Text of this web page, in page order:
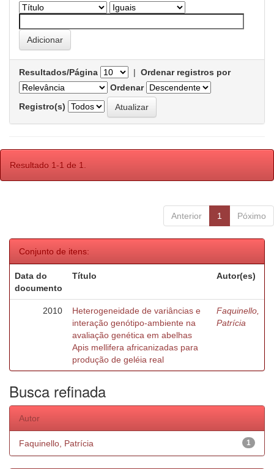
Resultados/Página | Ordenar registros por
Ordenar
Registro(s)
Resultado 1-1 de 1.
Anterior 1 Póximo
Conjunto de itens:
Data do
documento
Título Autor(es)
2010
Heterogeneidade de variâncias e
interação genótipo-ambiente na
avaliação genética em abelhas
Apis mellifera africanizadas para
produção de geléia real
Faquinello,
Patrícia
Busca refinada
Autor
1
Faquinello, Patrícia